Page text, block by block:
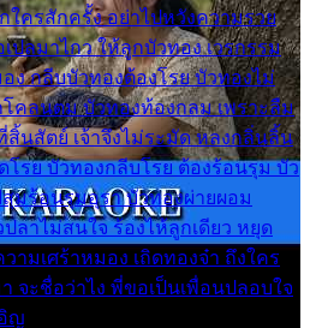
ครสักครั้ง อย่าไปหวังความรวย
ปลมาไกว ให้ลูกบัวทอง เวรกรรม
ง กลีบบัวทองต้องโรย บัวทองไม่
โคลนตม บัวทองท้องกลม เพราะลืม
นสัตย์ เจ้าจึงไม่ระมัด หลงกลิ่นลิ้น
โรย บัวทองกลีบโรย ต้องร้อนรุม บัว
มร้อนรุมอุรา บัวทองผ่ายผอม
ลาไม่สนใจ ร้องไห้ลูกเดียว หยุด
ามเศร้าหมอง เถิดทองจ๋า ถึงใคร
า จะชื่อว่าไง พี่ขอเป็นเพื่อนปลอบใจ
ญ